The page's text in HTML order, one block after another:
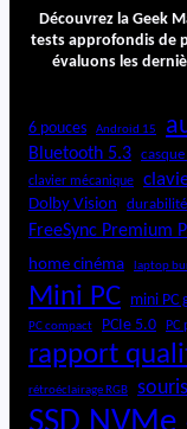
l
Découvrez la Geek
tests approfondis de
évaluons les
6 pouces Android 15
Bluetooth 5.3
clavier mécanique
Dolby Vision durabilité
FreeSync Premium
home cinéma laptop
Mini PC mini PC
PC compact PCIe 5.0
rapport
rétroéclairage RGB